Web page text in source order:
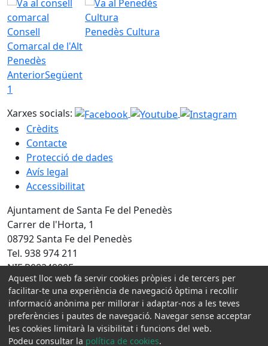
Consell
Comarcal de l'Alt
Penedès
Penedès Cultura
AnteriorSegüent
1
Xarxes socials:
Crèdits
Contacte
Protecció de dades
Avís legal
Accessibilitat
Ajuntament de Santa Fe del Penedès
Carrer de l'Horta, 1
08792 Santa Fe del Penedès
Tel. 938 974 211
NIF P0824900E
Amb la col·laboració de:
Aquest lloc web fa servir cookies pròpies i de tercers per
facilitar-te una experiència de navegació òptima i recollir
informació anònima per millorar i adaptar-nos a les teves
preferències i pautes de navegació. Navegar sense acceptar
les cookies limitarà la visibilitat i funcions del web.
Podeu consultar la política de cookies.